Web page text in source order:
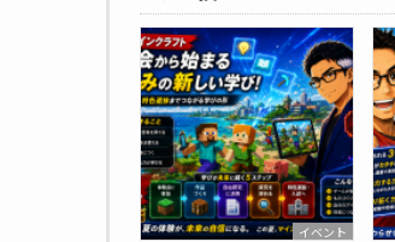
イベント